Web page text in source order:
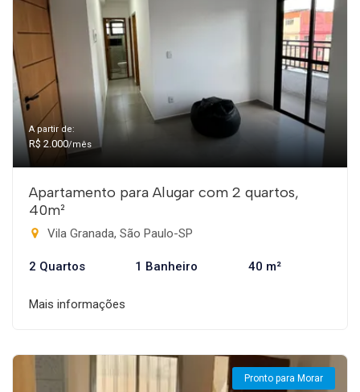
A partir de:
R$ 2.000/mês
Apartamento para Alugar com 2 quartos,
40m²
Vila Granada, São Paulo-SP
2 Quartos 1 Banheiro 40 m²
Mais informações
Pronto para Morar